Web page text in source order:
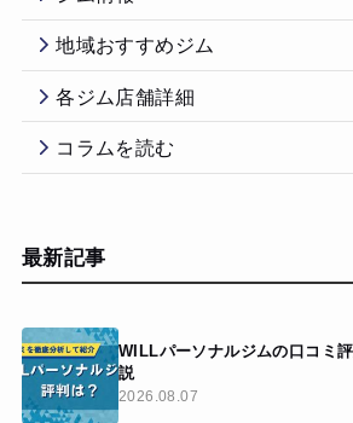
地域おすすめジム
各ジム店舗詳細
コラムを読む
最新記事
WILLパーソナルジムの口コミ
説
2026.08.07